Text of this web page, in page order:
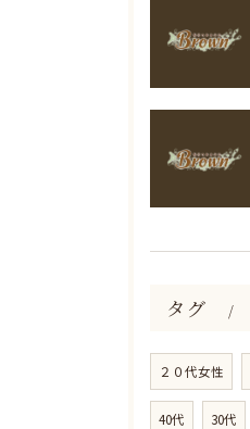
タグ
２０代女性
40代 30代